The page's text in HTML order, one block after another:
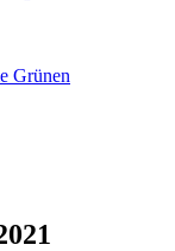
Grünen